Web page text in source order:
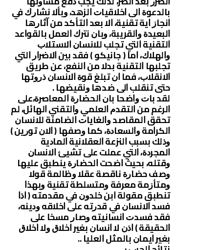
ﺑﺎﻟﺪﻋﻮﺓ ﺍﻟﻰ ﺍﺧﻼﻗﻴﺎﺕ ﺍﻟﺰﻫﺪ، ﻭﺑﺄﻻ ﻧﺸﺎﺭﻙ ﻓﻲ
ﺍﻧﺠﺎﺯ ﺍﻳﺔ ﺗﻘﻨﻴﺔ، ﺍﻻ ﺑﻌﺪ ﺍﻟﺘﺄﻛﺪ ﻣﻦ ﺁﺛﺎﺭﻫﺎ
ﺍﻟﺒﻌﻴﺪﺓ ﻭﺍﻟﻘﺮﻳﺒﺔ، ﻭﺑﺎﻥ ﻧﺘﺮﻙ ﺍﻟﻌﻤﻞ ﺑﺎﻟﻘﻮﺍﻋﺪ
ﺍﻟﺘﻘﻨﻴﺔ ﺍﻟﺘﻲ ﺗﺠﻠﺐ ﻟﻼﻧﺴﺎﻥ ﺍﻻﺳﺘﻼﺏ
ﻭﺍﻟﻬﻼﻙ، ﺍﻣﺎ ‏( ﺟﺎﻧﻴﻜﻮ ‏) ﻓﻘﺪ ﺑﻴﻦ ﺍﻻﺿﺮﺍﺭ ﺍﻟﺘﻲ
ﺗﺠﻠﺒﻬﺎ ﺍﻟﺘﻘﻨﻴﺔ ﺑﺪﻻ ﻣﻦ ﺍﻟﻨﻔﻊ، ﻋﻦ ﻃﺮﻳﻖ
ﺍﻻﻧﻘﻼﺏ، ﻓﻤﺎ ﺍﻥ ﺗﺒﻠﻎ ﻗﻮﺓ ﺍﻻﻧﺴﺎﻥ ﺫﺭﻭﺗﻬﺎ
ﺣﺘﻰ ﺗﻨﻘﻠﺐ ﺍﻟﻰ ﺿﺪﻫﺎ ﻭﻧﻘﻴﻀﻬﺎ .
ﻟﻘﺪ ﺑﺎﺕ ﻭﺍﺿﺤﺎ ﺑﺎﻥ ﺍﻟﺤﻀﺎﺭﺓ ﺍﻟﻤﻌﺎﺻﺮﺓ،ﻋﻠﻰ
ﺍﻟﺮﻏﻢ ﻣﻦ ﺍﻟﺘﻘﺪﻡ ﺍﻟﻌﻠﻤﻲ ﻭﺍﻟﺘﻘﻨﻲ ﺍﻟﻬﺎﺋﻞ، ﻟﻢ
ﺗﺤﻘﻖ ﺍﻟﻤﻘﺎﺻﺪ ﻭﺍﻟﻐﺎﻳﺎﺕ ﺍﻟﻀﺎﻣﻨﺔ ﻟﻼﻧﺴﺎﻥ
ﺍﻟﻜﺮﺍﻣﺔ ﻭﺍﻟﺴﻌﺎﺩﺓ، ﻛﻤﺎ ﻭﺻﻔﻬﺎ ‏( ﺍﻻﻥ ﺗﻮﺭﻳﻦ ‏)
ﻭﺫﻟﻚ ﺑﺴﺒﺐ ﺍﻟﻨﺰﻋﺔ ﺍﻟﻌﻘﻼﻧﻴﺔ ﺍﻟﻤﺎﺩﻳﺔ
ﺍﻟﻤﺠﺮﺩﺓ، ﺍﻟﺘﻲ ﻋﻤﻠﺖ ﻋﻠﻰ ﺗﺸﻴﺊ ﺍﻻﻧﺴﺎﻥ
ﻭﻗﺘﻠﻪ، ﺑﺤﻴﺚ ﺍﺿﺤﺖ ﺍﻟﺤﻀﺎﺭﺓ ﻳﻨﻄﺒﻖ ﻋﻠﻴﻬﺎ
ﻭﺻﻒ ﺣﻀﺎﺭﺓ ﻧﺎﻗﺼﺔ ﻋﻘﻼ ﻭﻇﺎﻟﻤﺔ ﻗﻮﻻ
ﻭﻣﺘﺄﺯﻣﺔ ﻣﻌﺮﻓﺔ ﻭﻣﺘﺴﻠﻄﺔ ﺗﻘﻨﻴﺔ ﻭﺑﻬﺬﺍ
ﺗﻨﻄﺒﻖ ﻣﻘﻮﻟﺔ ﺍﺑﻦ ﺧﻠﺪﻭﻥ ﻓﻲ ﻣﻘﺪﻣﺘﻪ ‏( ﺍﺫﺍ
ﻓﺴﺪ ﺍﻻﻧﺴﺎﻥ ﻓﻲ ﻗﺪﺭﺗﻪ ﻋﻠﻰ ﺍﺧﻼﻗﻪ ﻭﺩﻳﻨﻪ،
ﻓﻘﺪ ﻓﺴﺪﺕ ﺍﻧﺴﺎﻧﻴﺘﻪ ﻭﺻﺎﺭ ﻣﺴﺨﺎ ﻋﻠﻰ
ﺍﻟﺤﻘﻴﻘﺔ ‏) ﺍﺫﻥ ﻻ ﺍﻧﺴﺎﻥ ﺑﻐﻴﺮ ﺍﺧﻼﻕ ﻭﻻ ﺍﺧﻼﻕ
ﺑﻐﻴﺮ ﺍﻳﻤﺎﻥ ﺑﺎﻟﻤﺜﻞ ﺍﻟﻌﻠﻴﺎ ..